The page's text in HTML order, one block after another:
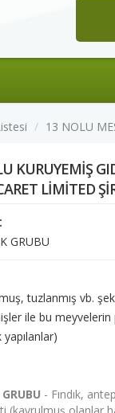
13 NOLU
KURUYEMİŞ
LİMİTED
GRUBU
tuzlanmış vb.
ile bu
- Fındık,